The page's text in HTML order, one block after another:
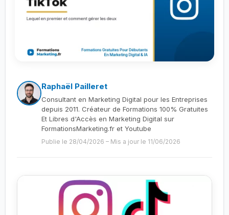
Raphaël Pailleret
Consultant en Marketing Digital pour les Entreprises
depuis 2011. Créateur de Formations 100% Gratuites
Et Libres d'Accès en Marketing Digital sur
FormationsMarketing.fr et Youtube
Publie le 28/04/2026 – Mis a jour le 11/06/2026